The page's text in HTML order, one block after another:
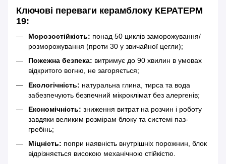
Ключові переваги керамблоку КЕРАТЕРМ
19:
Морозостійкість: понад 50 циклів заморожування/
розморожування (проти 30 у звичайної цегли);
Пожежна безпека: витримує до 90 хвилин в умовах
відкритого вогню, не загоряється;
Екологічність: натуральна глина, тирса та вода
забезпечують безпечний мікроклімат без алергенів;
Економічність: зниження витрат на розчин і роботу
завдяки великим розмірам блоку та системі паз-
гребінь;
Міцність: попри наявність внутрішніх порожнин, блок
відрізняється високою механічною стійкістю.